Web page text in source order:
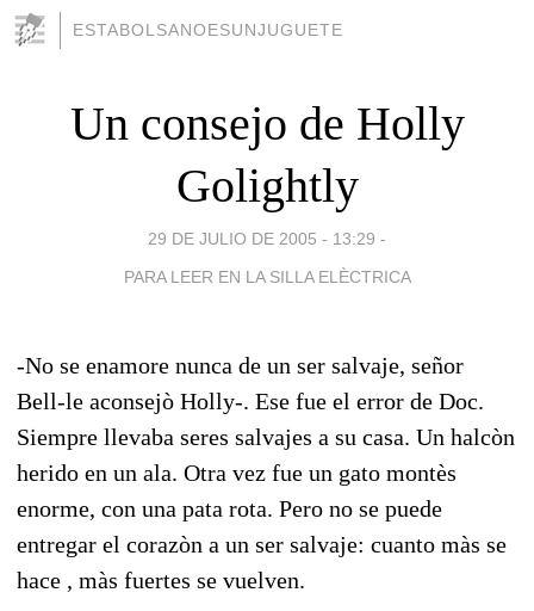
ESTABOLSANOESUNJUGUETE
Un consejo de Holly
Golightly
29 DE JULIO DE 2005 - 13:29 -
PARA LEER EN LA SILLA ELÈCTRICA
-No se enamore nunca de un ser salvaje, señor
Bell-le aconsejò Holly-. Ese fue el error de Doc.
Siempre llevaba seres salvajes a su casa. Un halcòn
herido en un ala. Otra vez fue un gato montès
enorme, con una pata rota. Pero no se puede
entregar el corazòn a un ser salvaje: cuanto màs se
hace , màs fuertes se vuelven.